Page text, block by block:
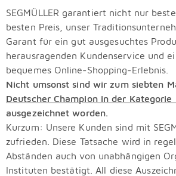
SEGMÜLLER garantiert nicht nur
besten Preis, unser
Garant für ein gut ausgesuchtes
herausragenden Kundenservice und
bequemes Online-Shopping-Erlebnis.
Nicht umsonst sind wir zum siebten
Deutscher Champion in der Kategorie
ausgezeichnet worden.
Kurzum: Unsere Kunden sind mit
zufrieden. Diese Tatsache wird in
Abständen auch von unabhängigen
Instituten bestätigt. All diese